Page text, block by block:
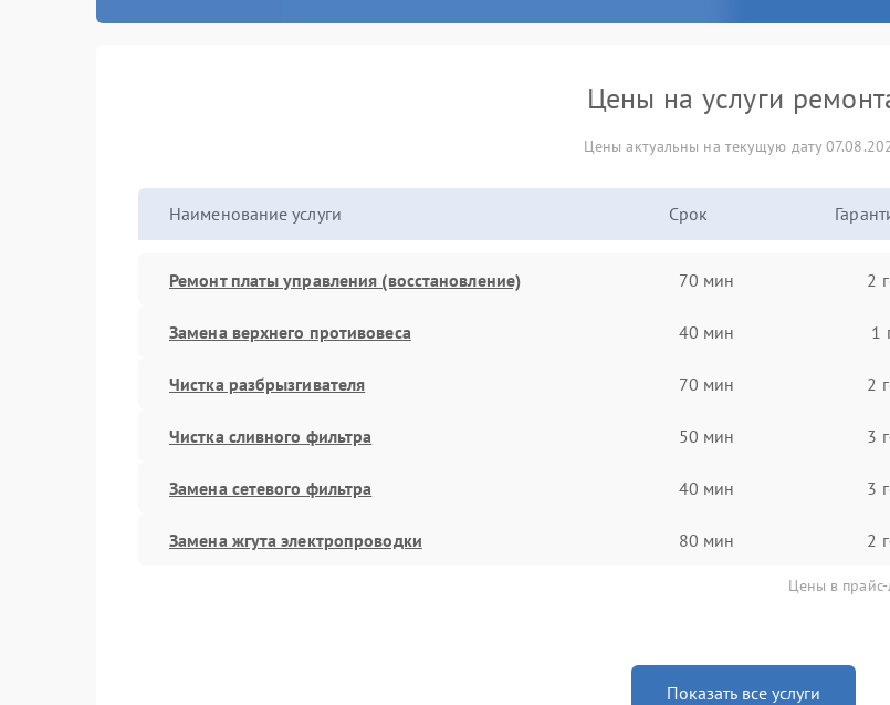
Цены на услуги
Цены актуальны на текущую дату
Наименование услуги Срок
Ремонт платы управления (восстановление) 70 мин 2
Замена верхнего противовеса 40 мин 1
Чистка разбрызгивателя 70 мин 2
Чистка сливного фильтра 50 мин 3
Замена сетевого фильтра 40 мин 3
Замена жгута электропроводки 80 мин 2
Цены в прайс-
Показать все услуги